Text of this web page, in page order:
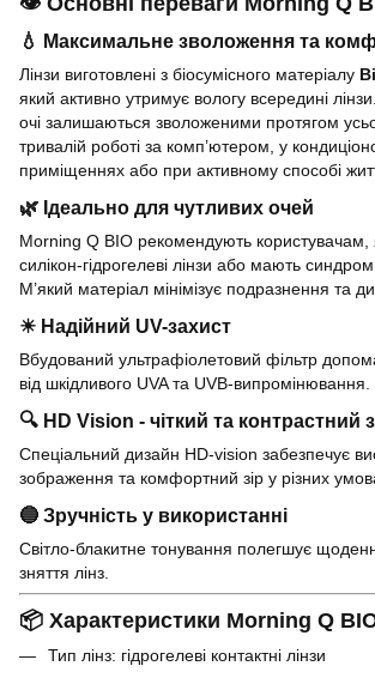
💧 Максимальне зволоження та
Лінзи виготовлені з біосумісного матеріалу
який активно утримує вологу всередині
очі залишаються зволоженими протягом
тривалій роботі за комп’ютером, у
приміщеннях або при активному способі
🌿 Ідеально для чутливих очей
Morning Q BIO рекомендують користувачам,
силікон-гідрогелеві лінзи або мають синдром
М’який матеріал мінімізує подразнення та
☀ Надійний UV-захист
Вбудований ультрафіолетовий фільтр
від шкідливого UVA та UVB-випромінювання.
🔍 HD Vision - чіткий та контрастний
Спеціальний дизайн HD-vision забезпечує
зображення та комфортний зір у різних
🔵 Зручність у використанні
Світло-блакитне тонування полегшує
зняття лінз.
📦 Характеристики Morning Q
Тип лінз: гідрогелеві контактні лінзи